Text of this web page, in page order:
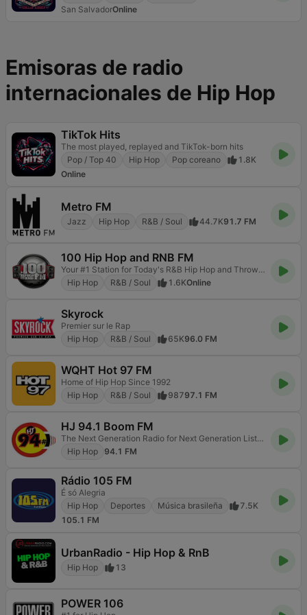
San SalvadorOnline
Emisoras de radio
internacionales de Hip Hop
TikTok Hits
The most played, replayed and TikTok-born hits
Pop / Top 40
Hip Hop Pop coreano
1.8K
Online
Metro FM
Jazz Hip Hop R&B / Soul 44.7K91.7 FM
100 Hip Hop and RNB FM
Your #1 Station for Today's R&B Hip Hop and Throwbacks
Hip Hop
R&B / Soul 1.6KOnline
Skyrock
Premier sur le Rap
Hip Hop
R&B / Soul 65K96.0 FM
WQHT Hot 97 FM
Home of Hip Hop Since 1992
Hip Hop
R&B / Soul 98797.1 FM
HJ 94.1 Boom FM
The Next Generation Radio for Next Generation Listeners!
Hip Hop
94.1 FM
Rádio 105 FM
É só Alegria
Hip Hop
Deportes Música brasileña
7.5K
105.1 FM
UrbanRadio - Hip Hop & RnB
Hip Hop 13
POWER 106